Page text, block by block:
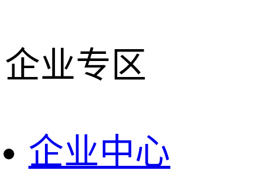
企业专区
企业中心